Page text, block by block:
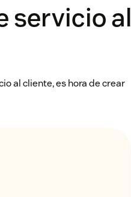
servicio al
al cliente, es hora de crear